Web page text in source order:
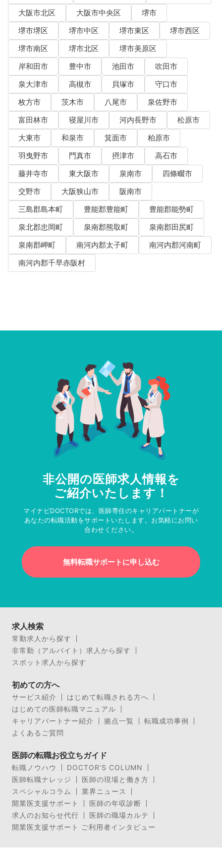
大阪市北区
大阪市中央区
堺市
堺市堺区
堺市中区 堺市東区
堺市西区
堺市南区
堺市北区
堺市美原区
岸和田市
豊中市 池田市
吹田市
泉大津市
高槻市 貝塚市
守口市
枚方市
茨木市 八尾市
泉佐野市
富田林市
寝屋川市 河内長野市
松原市
大東市
和泉市 箕面市
柏原市
羽曳野市
門真市 摂津市
高石市
藤井寺市
東大阪市 泉南市
四條畷市
交野市
大阪狭山市
阪南市
三島郡島本町
豊能郡豊能町
豊能郡能勢町
泉北郡忠岡町
泉南郡熊取町
泉南郡田尻町
泉南郡岬町
南河内郡太子町
南河内郡河南町
南河内郡千早赤阪村
非公開の医師求人情報を
ご紹介いたします！
マイナビDOCTORでは、医師専任のキャリアパートナーが
あなたの転職活動をサポートいたします。お気軽にお問い
合わせください。
無料転職サポートに申し込む
求人検索
常勤求人から探す
非常勤（アルバイト）求人から探す
スポット求人から探す
初めての方へ
サービス紹介
はじめて転職される方へ
はじめての医師転職マニュアル
キャリアパートナー紹介
拠点一覧
転職成功事例
よくあるご質問
医師の転職お役立ちガイド
転職ノウハウ
DOCTOR’S COLUMN
医師転職ナレッジ
医師の現場と働き方
スペシャルコラム
業界ニュース
開業医支援サポート
医師の年収診断
求人のお知らせ代行
医師の職場カルテ
開業医支援サポート ご利用者インタビュー